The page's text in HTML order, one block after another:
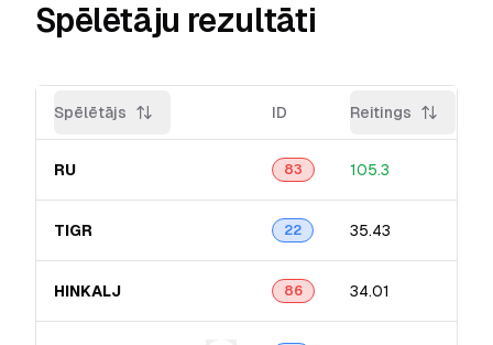
Spēlētāju rezultāti
Spēlētājs ID Reitings
RU 83 105.3
TIGR 22 35.43
HINKALJ 86 34.01